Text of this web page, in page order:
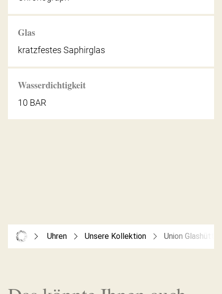
Glas
kratzfestes Saphirglas
Wasserdichtigkeit
10 BAR
Uhren Unsere Kollektion Union Glashütte